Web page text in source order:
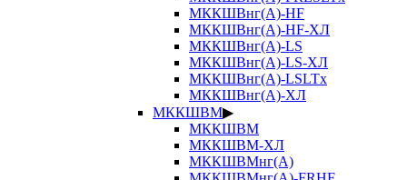
МККШВнг(А)-HF
МККШВнг(А)-HF-ХЛ
МККШВнг(А)-LS
МККШВнг(А)-LS-ХЛ
МККШВнг(А)-LSLTx
МККШВнг(А)-ХЛ
МККШВМ▶
МККШВМ
МККШВМ-ХЛ
МККШВМнг(А)